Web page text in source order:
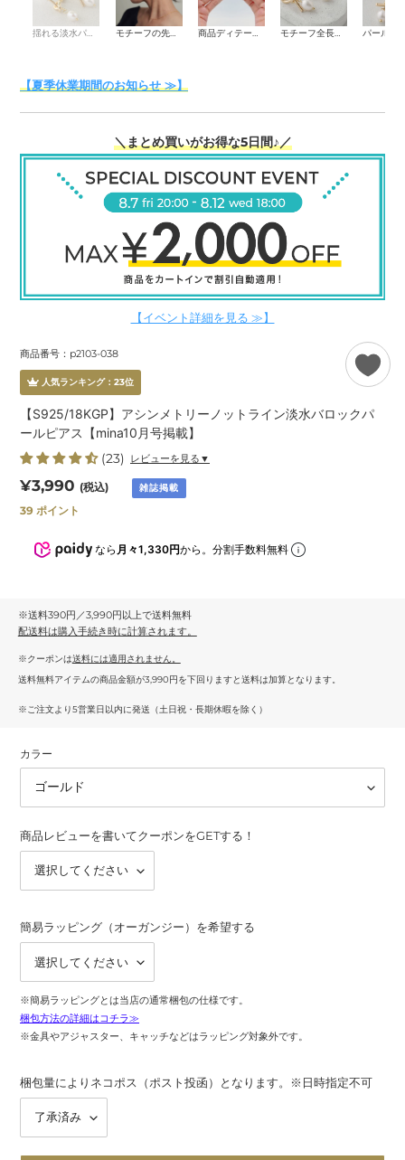
揺れる淡水パールが印象的な、上品アシンメトリーピアス モチーフの先にはバロックパール 商品ディテール動画 モチーフ全長：約3cm
【夏季休業期間のお知らせ ≫】
＼まとめ買いがお得な5日間♪／
【イベント詳細を見る ≫】
商品番号：p2103-038
人気ランキング： 23位
【S925/18KGP】アシンメトリーノットライン淡水バロックパ
ールピアス【mina10月号掲載】
(23) レビューを見る▼
通
常
¥3,990 (税込) 雑誌掲載
39 ポイント
なら 月々1,330円から。分割手数料無料
※送料390円／3,990円以上で送料無料
配送料は購入手続き時に計算されます。
※クーポンは送料には適用されません。
送料無料アイテムの商品金額が3,990円を下回りますと送料は加算となります。
※ご注文より5営業日以内に発送（土日祝・長期休暇を除く）
カラー
商品レビューを書いてクーポンをGETする！
簡易ラッピング（オーガンジー）を希望する
※簡易ラッピングとは当店の通常梱包の仕様です。
梱包方法の詳細はコチラ≫
※金具やアジャスター、キャッチなどはラッピング対象外です。
梱包量によりネコポス（ポスト投函）となります。※日時指定不可